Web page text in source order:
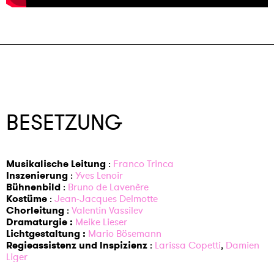
BESETZUNG
Musikalische Leitung : Franco Trinca
Inszenierung : Yves Lenoir
Bühnenbild : Bruno de Lavenère
Kostüme : Jean-Jacques Delmotte
Chorleitung : Valentin Vassilev
Dramaturgie : Meike Lieser
Lichtgestaltung : Mario Bösemann
Regieassistenz und lnspizienz : Larissa Copetti, Damien
Liger